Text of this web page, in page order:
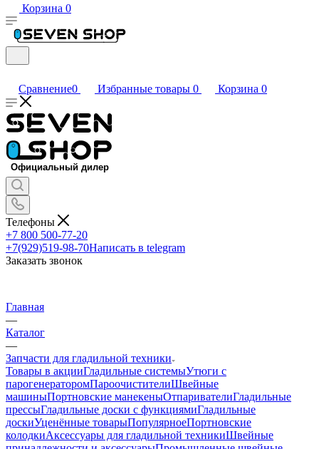
Корзина 0
Сравнение0 Избранные товары 0 Корзина 0
Телефоны
+7 800 500-77-20
+7(929)519-98-70Написать в telegram
Заказать звонок
Главная
—
Каталог
—
Запчасти для гладильной техники
Товары в акцииГладильные системыУтюги с
парогенераторомПароочистителиШвейные
машиныПортновские манекеныОтпаривателиГладильные
прессыГладильные доски с функциямиГладильные
доскиУценённые товарыПопулярноеПортновские
колодкиАксессуары для гладильной техникиШвейные